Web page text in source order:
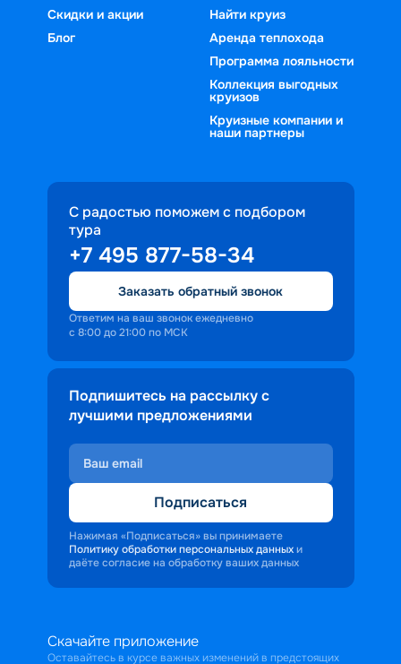
Скидки и акции
Блог
Найти круиз
Аренда теплохода
Программа лояльности
Коллекция выгодных
круизов
Круизные компании и
наши партнеры
С радостью поможем с подбором
тура
+7 495 877-58-34
Заказать обратный звонок
Ответим на ваш звонок ежедневно
с 8:00 до 21:00 по МСК
Подпишитесь на рассылку с
лучшими предложениями
Подписаться
Нажимая «Подписаться» вы принимаете
Политику обработки персональных данных и
даёте согласие на обработку ваших данных
Скачайте приложение
Оставайтесь в курсе важных изменений в предстоящих